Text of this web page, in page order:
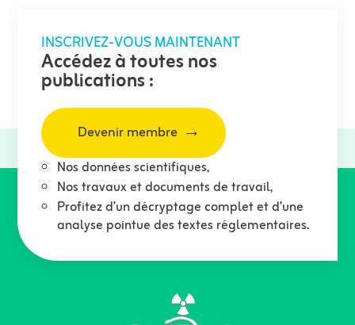
INSCRIVEZ-VOUS MAINTENANT
Accédez à toutes nos
publications :
Devenir membre
Nos données scientifiques,
Nos travaux et documents de travail,
Profitez d’un décryptage complet et d’une
analyse pointue des textes réglementaires.